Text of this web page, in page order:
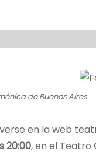
de Buenos Aires
en la web
20:00, en el Teatro